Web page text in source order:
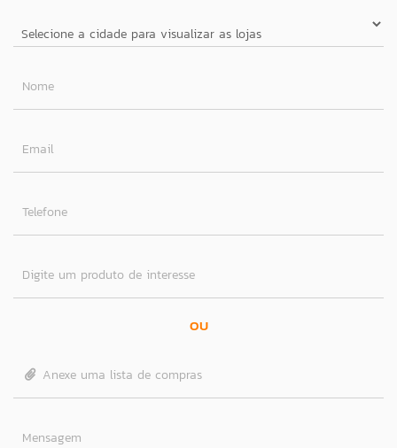
Nome
Email
Telefone
Digite um produto de interesse
OU
Anexe uma lista de compras
Mensagem